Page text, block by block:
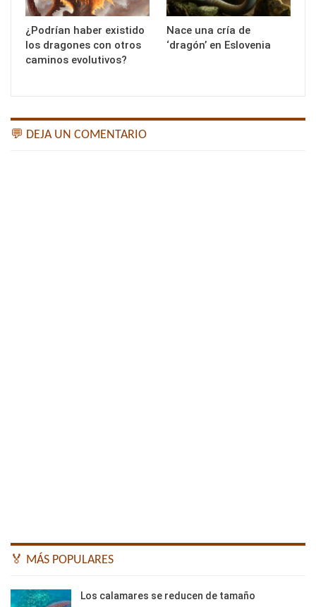
¿Podrían haber existido
los dragones con otros
caminos evolutivos?
Nace una cría de
‘dragón’ en Eslovenia
💬 DEJA UN COMENTARIO
🏅 MÁS POPULARES
Los calamares se reducen de tamaño